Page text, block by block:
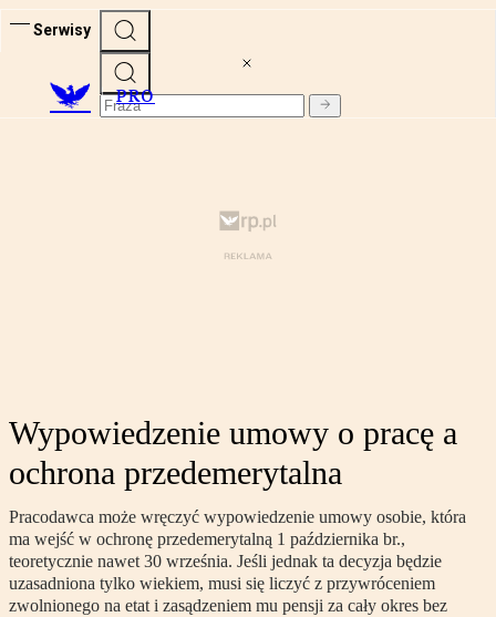
Serwisy
PRO
Wypowiedzenie umowy o pracę a
ochrona przedemerytalna
Pracodawca może wręczyć wypowiedzenie umowy osobie, która
ma wejść w ochronę przedemerytalną 1 października br.,
teoretycznie nawet 30 września. Jeśli jednak ta decyzja będzie
uzasadniona tylko wiekiem, musi się liczyć z przywróceniem
zwolnionego na etat i zasądzeniem mu pensji za cały okres bez